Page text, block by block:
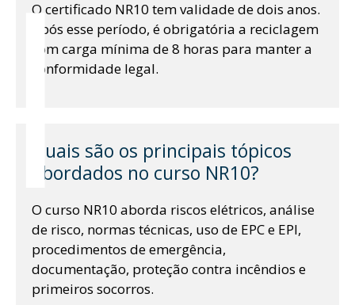
O certificado NR10 tem validade de dois anos.
Após esse período, é obrigatória a reciclagem
com carga mínima de 8 horas para manter a
conformidade legal.
Quais são os principais tópicos
abordados no curso NR10?
O curso NR10 aborda riscos elétricos, análise
de risco, normas técnicas, uso de EPC e EPI,
procedimentos de emergência,
documentação, proteção contra incêndios e
primeiros socorros.